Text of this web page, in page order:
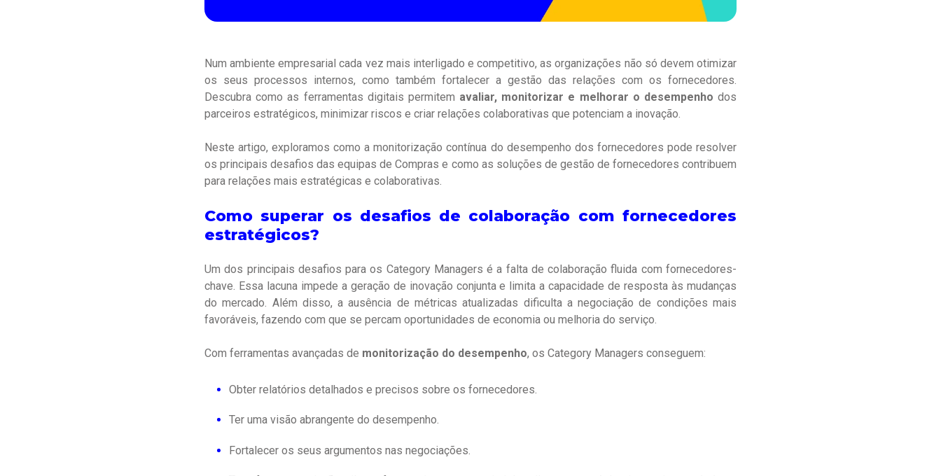
Num ambiente empresarial cada vez mais interligado e competitivo, as organizações não só devem otimizar
os seus processos internos, como também fortalecer a gestão das relações com os fornecedores.
Descubra como as ferramentas digitais permitem avaliar, monitorizar e melhorar o desempenho dos
parceiros estratégicos, minimizar riscos e criar relações colaborativas que potenciam a inovação.
Neste artigo, exploramos como a monitorização contínua do desempenho dos fornecedores pode resolver
os principais desafios das equipas de Compras e como as soluções de gestão de fornecedores contribuem
para relações mais estratégicas e colaborativas.
Como superar os desafios de colaboração com fornecedores
estratégicos?
Um dos principais desafios para os Category Managers é a falta de colaboração fluida com fornecedores-
chave. Essa lacuna impede a geração de inovação conjunta e limita a capacidade de resposta às mudanças
do mercado. Além disso, a ausência de métricas atualizadas dificulta a negociação de condições mais
favoráveis, fazendo com que se percam oportunidades de economia ou melhoria do serviço.
Com ferramentas avançadas de monitorização do desempenho, os Category Managers conseguem:
Obter relatórios detalhados e precisos sobre os fornecedores.
Ter uma visão abrangente do desempenho.
Fortalecer os seus argumentos nas negociações.